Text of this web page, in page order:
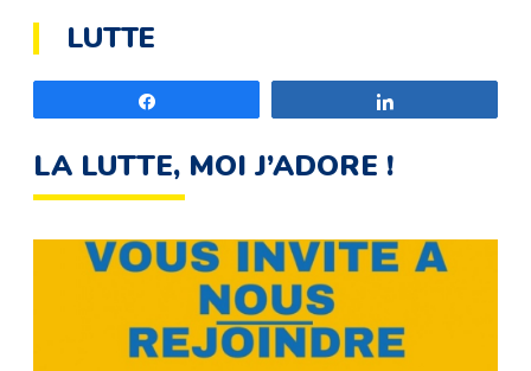
LUTTE
LA LUTTE, MOI J’ADORE !